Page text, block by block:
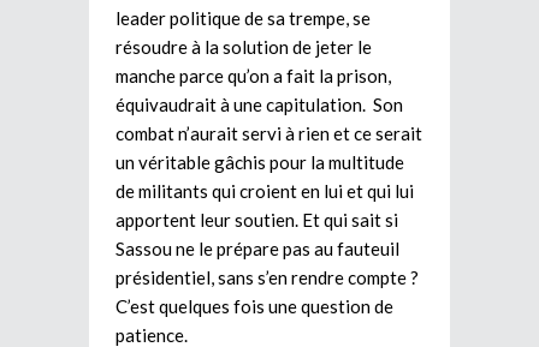
leader politique de sa trempe, se
résoudre à la solution de jeter le
manche parce qu’on a fait la prison,
équivaudrait à une capitulation. Son
combat n’aurait servi à rien et ce serait
un véritable gâchis pour la multitude
de militants qui croient en lui et qui lui
apportent leur soutien. Et qui sait si
Sassou ne le prépare pas au fauteuil
présidentiel, sans s’en rendre compte ?
C’est quelques fois une question de
patience.